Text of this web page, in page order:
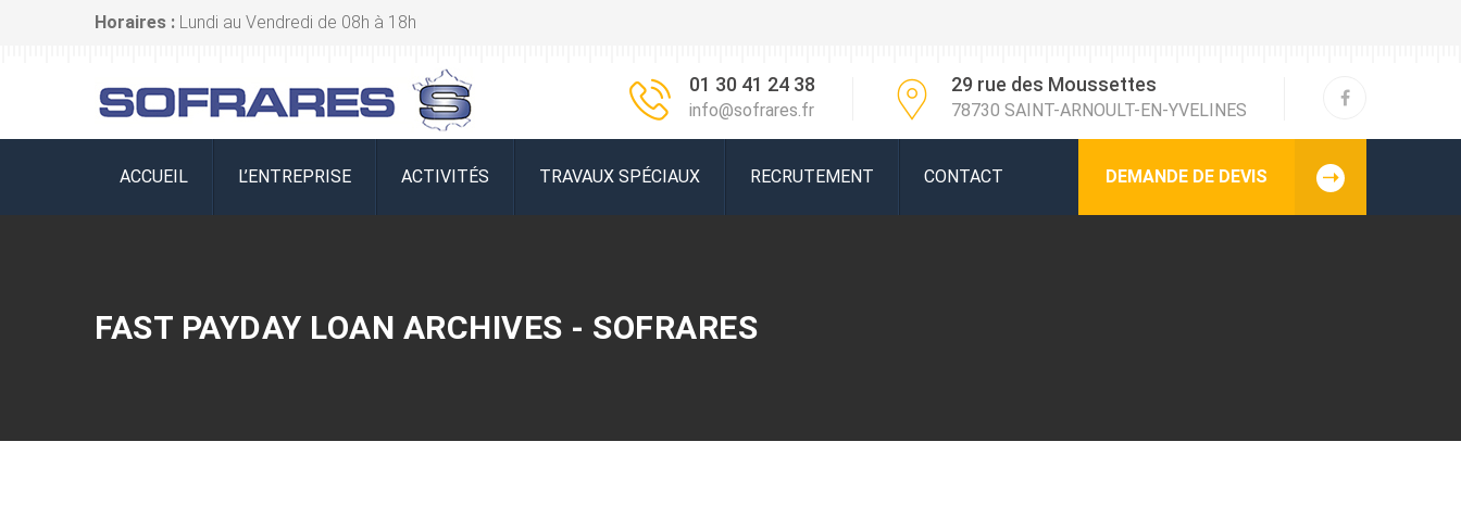
Horaires : Lundi au Vendredi de 08h à 18h
01 30 41 24 38
info@sofrares.fr
29 rue des Moussettes
78730 SAINT-ARNOULT-EN-YVELINES
ACCUEIL L’ENTREPRISE ACTIVITÉS TRAVAUX SPÉCIAUX RECRUTEMENT CONTACT DEMANDE DE DEVIS
FAST PAYDAY LOAN ARCHIVES - SOFRARES